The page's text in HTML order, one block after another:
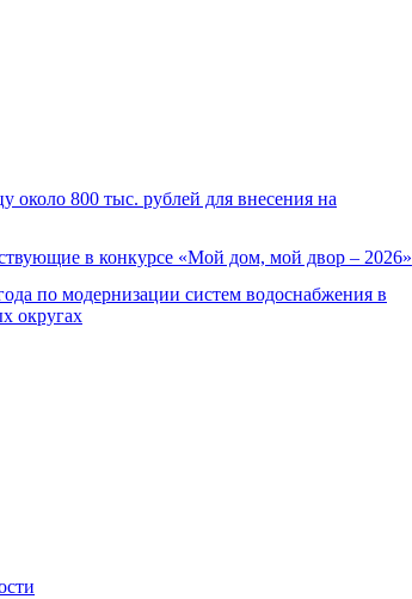
около 800 тыс. рублей для внесения на
в конкурсе «Мой дом, мой двор – 2026»
по модернизации систем водоснабжения в
округах